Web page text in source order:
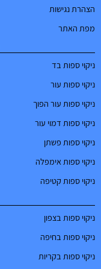
הצהרת נגישות
מפת האתר
ניקוי ספות בד
ניקוי ספות עור
ניקוי ספות עור הפוך
ניקוי ספות דמוי עור
ניקוי ספות פשתן
ניקוי ספות אימפלה
ניקוי ספות קטיפה
ניקוי ספות בצפון
ניקוי ספות בחיפה
ניקוי ספות בקריות